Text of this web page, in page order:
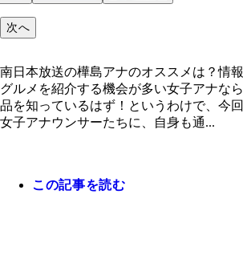
次へ
南日本放送の樺島アナのオススメは？情
グルメを紹介する機会が多い女子アナな
品を知っているはず！というわけで、今
女子アナウンサーたちに、自身も通...
この記事を読む